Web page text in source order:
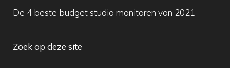
De 4 beste budget studio monitoren van 2021
Zoek op deze site